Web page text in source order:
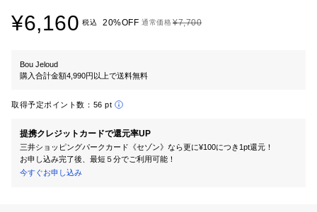
¥6,160 税込 20%OFF 通常価格¥7,700
Bou Jeloud
購入合計金額4,990円以上で送料無料
取得予定ポイント数： 56 pt
提携クレジットカードで還元率UP
三井ショッピングパークカード《セゾン》なら更に¥100につき1pt還元！
お申し込み完了後、最短５分でご利用可能！
今すぐお申し込み